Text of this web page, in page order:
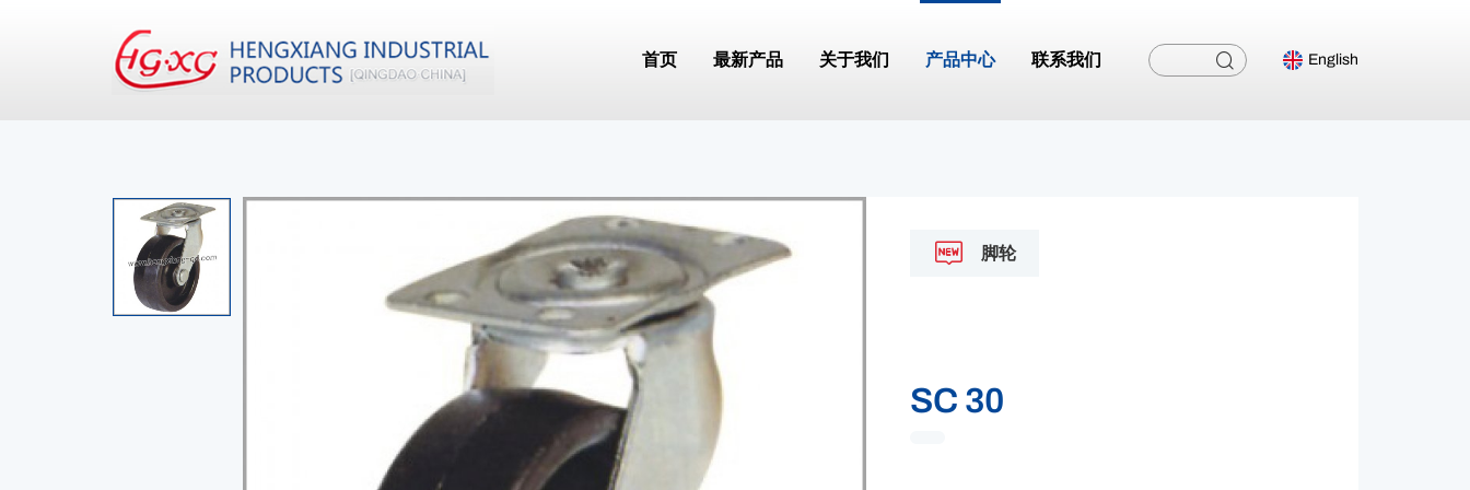
首页 最新产品 关于我们 产品中心 联系我们 English
脚轮
SC 30